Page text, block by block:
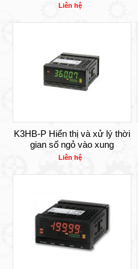
Liên hệ
K3HB-P Hiển thị và xử lý thời
gian số ngỏ vào xung
Liên hệ